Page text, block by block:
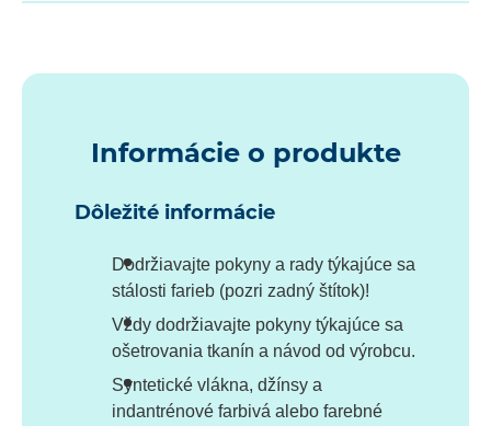
Informácie o produkte
Dôležité informácie
Dodržiavajte pokyny a rady týkajúce sa
stálosti farieb (pozri zadný štítok)!
Vždy dodržiavajte pokyny týkajúce sa
ošetrovania tkanín a návod od výrobcu.
Syntetické vlákna, džínsy a
indantrénové farbivá alebo farebné